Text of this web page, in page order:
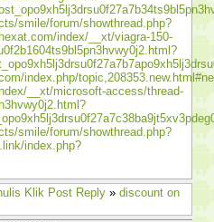
smile/forum/showthread.php?
index/__xt/viagra-150-
index.php/
__xt/microsoft-access/thread-
smile/forum/showthread.php?
index.php?
Klik Post Reply » discount on